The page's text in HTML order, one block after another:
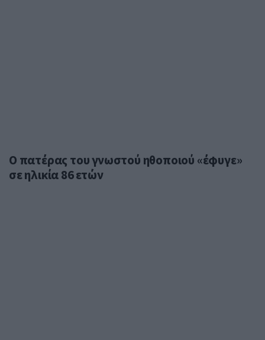
Ο πατέρας του γνωστού ηθοποιού «έφυγε»
σε ηλικία 86 ετών